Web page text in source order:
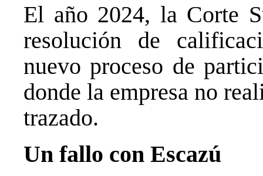
El año 2024, la Corte
resolución de
nuevo proceso de
donde la empresa no
trazado.
Un fallo con Escazú